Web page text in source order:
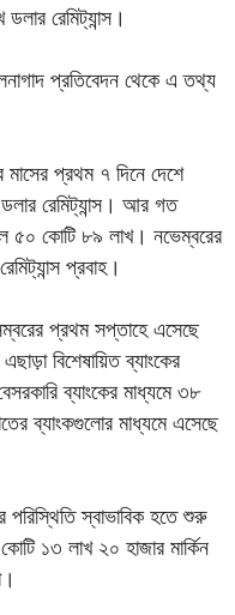
রেমিট্যান্স।
প্রতিবেদন থেকে এ তথ্য
মাসের প্রথম ৭ দিনে দেশে
রেমিট্যান্স। আর গত
৫০ কোটি ৮৯ লাখ। নভেম্বরের
প্রবাহ।
প্রথম সপ্তাহে এসেছে
বিশেষায়িত ব্যাংকের
ব্যাংকের মাধ্যমে ৩৮
ব্যাংকগুলোর মাধ্যমে এসেছে
পরিস্থিতি স্বাভাবিক হতে শুরু
১৩ লাখ ২০ হাজার মার্কিন